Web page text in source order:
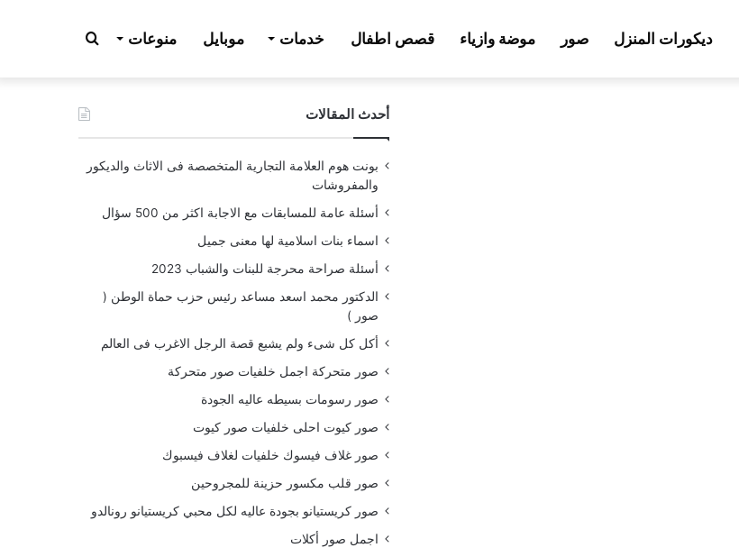
ديكورات المنزل صور موضة وازياء قصص اطفال خدمات موبايل منوعات بحث
عن أحدث المقالات
بونت هوم العلامة التجارية المتخصصة فى الاثاث والديكور
والمفروشات
أسئلة عامة للمسابقات مع الاجابة اكثر من 500 سؤال
اسماء بنات اسلامية لها معنى جميل
أسئلة صراحة محرجة للبنات والشباب 2023
الدكتور محمد اسعد مساعد رئيس حزب حماة الوطن (
صور )
أكل كل شىء ولم يشبع قصة الرجل الاغرب فى العالم
صور متحركة اجمل خلفيات صور متحركة
صور رسومات بسيطه عاليه الجودة
صور كيوت احلى خلفيات صور كيوت
صور غلاف فيسوك خلفيات لغلاف فيسبوك
صور قلب مكسور حزينة للمجروحين
صور كريستيانو بجودة عاليه لكل محبي كريستيانو رونالدو
اجمل صور أكلات